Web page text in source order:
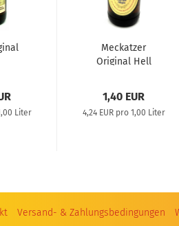
Liter
Meckatzer
Original Hell
1,40 EUR
4,24 EUR pro 1,00 Liter
Versand- & Zahlungsbedingungen